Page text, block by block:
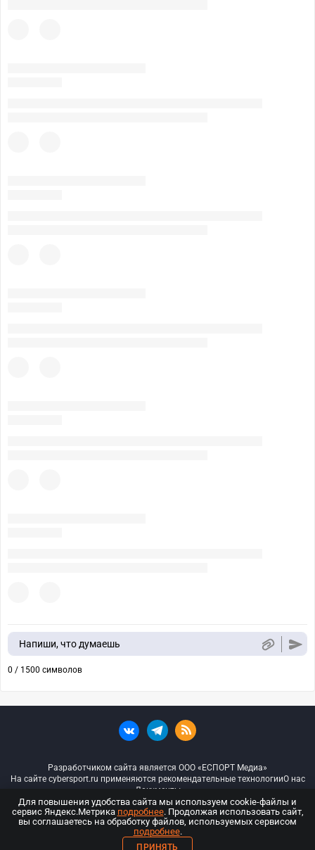
Напиши, что думаешь
0 / 1500 символов
Разработчиком сайта является ООО «ЕСПОРТ Медиа»
На сайте cybersport.ru применяются рекомендательные технологииО нас
Документы
© ООО «Киберспорт.ру» — Все права защищены
18+
Для повышения удобства сайта мы используем cookie-файлы и
сервис Яндекс.Метрика подробнее. Продолжая использовать сайт,
вы соглашаетесь на обработку файлов, используемых сервисом
подробнее.
ПРИНЯТЬ